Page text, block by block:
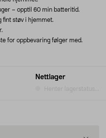
Nettlager
Henter lagerstatus...
– opptil 60 min batteritid.
fint støv i hjemmet.
for oppbevaring følger med.